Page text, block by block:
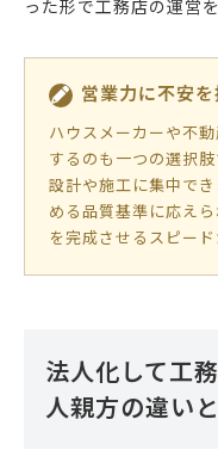
った形で工務店の運営を
営業力に不安
ハウスメーカーや不
するのも一つの選択
設計や施工に集中で
める品質基準に応え
を完成させるスピード
法人化して工
人親方の違い